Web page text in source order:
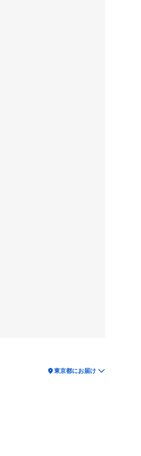
location_on東京都にお届け